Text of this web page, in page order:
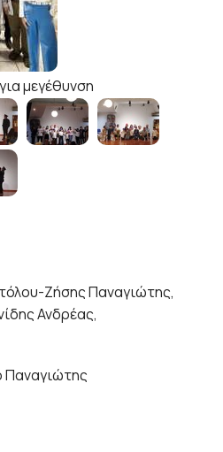
μεγέθυνση
Ζήσης Παναγιώτης,
Ανδρέας,
Παναγιώτης